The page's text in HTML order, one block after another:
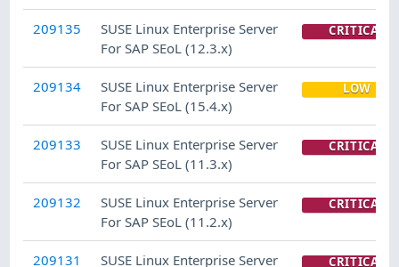
209135
SUSE Linux Enterprise Server
For SAP SEoL (12.3.x)
CRITICAL
209134
SUSE Linux Enterprise Server
For SAP SEoL (15.4.x)
LOW
209133
SUSE Linux Enterprise Server
For SAP SEoL (11.3.x)
CRITICAL
209132
SUSE Linux Enterprise Server
For SAP SEoL (11.2.x)
CRITICAL
209131
SUSE Linux Enterprise Server
CRITICAL